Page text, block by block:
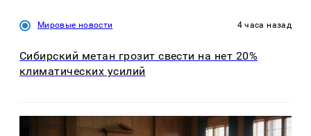
Мировые новости 4 часа назад
Сибирский метан грозит свести на нет 20%
климатических усилий